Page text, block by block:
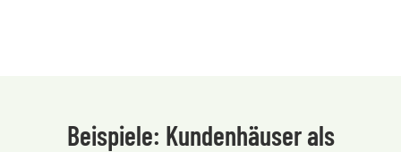
Beispiele: Kundenhäuser als